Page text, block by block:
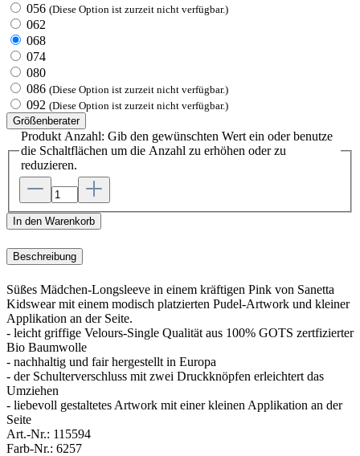
056 (Diese Option ist zurzeit nicht verfügbar.)
062
068
074
080
086 (Diese Option ist zurzeit nicht verfügbar.)
092 (Diese Option ist zurzeit nicht verfügbar.)
Größenberater
Produkt Anzahl: Gib den gewünschten Wert ein oder benutze
die Schaltflächen um die Anzahl zu erhöhen oder zu
reduzieren.
In den Warenkorb
Beschreibung
Süßes Mädchen-Longsleeve in einem kräftigen Pink von Sanetta
Kidswear mit einem modisch platzierten Pudel-Artwork und kleiner
Applikation an der Seite.
- leicht griffige Velours-Single Qualität aus 100% GOTS zertfizierter
Bio Baumwolle
- nachhaltig und fair hergestellt in Europa
- der Schulterverschluss mit zwei Druckknöpfen erleichtert das
Umziehen
- liebevoll gestaltetes Artwork mit einer kleinen Applikation an der
Seite
Art.-Nr.: 115594
Farb-Nr.: 6257